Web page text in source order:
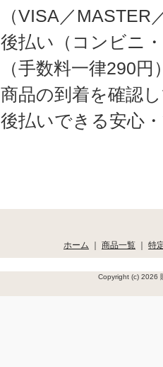
（VISA／
後払い（コンビニ
（手数料一律290円
商品の到着を確認
後払いできる安心
ホーム ｜ 商品一覧 ｜ 特
Copyright (c) 2026